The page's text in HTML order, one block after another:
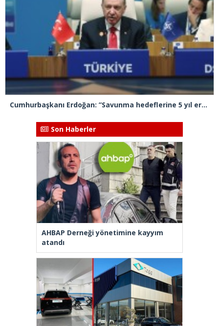
Cumhurbaşkanı Erdoğan: ”Savunma hedeflerine 5 yıl erken ulaşacağız”
Son Haberler
AHBAP Derneği yönetimine kayyım
atandı